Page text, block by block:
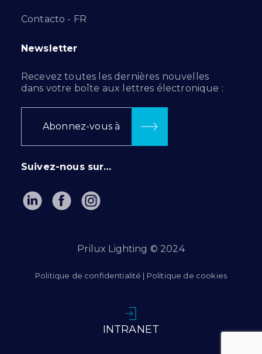
Contacto - FR
Newsletter
Recevez toutes les dernières nouvelles
dans votre boîte aux lettres électronique :
Abonnez-vous à
Suivez-nous sur…
Prilux Lighting © 2024
Politique de confidentialité | Politique de cookies
INTRANET